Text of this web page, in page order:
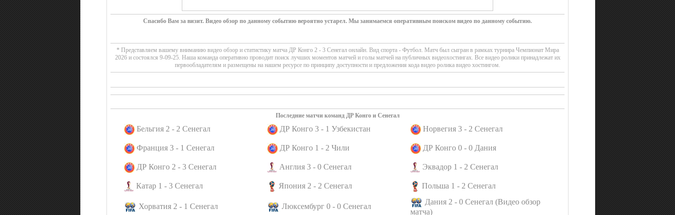
Спасибо Вам за визит. Видео обзор по данному событию вероятно устарел. Мы занимаемся оперативным поиском видео по данному событию.
* Представляем вашему вниманию видео обзор и статистику матча ДР Конго 2 - 3 Сенегал онлайн. Вид спорта - Футбол. Матч был сыгран в рамках турнира Чемпионат Мира
2026 и состоялся 9-09-25. Наша команда оперативно проводит поиск лучших моментов матчей и голы матчей на публичных видеохостингах. Все видео ролики принадлежат их
первообладателям и размещены на нашем ресурсе по принципу доступности и предложения кода видео ролика видео хостингом.
Последние матчи команд ДР Конго и Сенегал
Бельгия 2 - 2 Сенегал ДР Конго 3 - 1 Узбекистан Норвегия 3 - 2 Сенегал
Франция 3 - 1 Сенегал ДР Конго 1 - 2 Чили ДР Конго 0 - 0 Дания
ДР Конго 2 - 3 Сенегал Англия 3 - 0 Сенегал Эквадор 1 - 2 Сенегал
Катар 1 - 3 Сенегал Япония 2 - 2 Сенегал Польша 1 - 2 Сенегал
Хорватия 2 - 1 Сенегал Люксембург 0 - 0 Сенегал
Дания 2 - 0 Сенегал (Видео обзор
матча)